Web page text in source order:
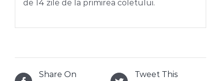
de 14 zile de la primirea coletului.
Share On
Tweet This